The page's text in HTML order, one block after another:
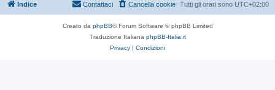
Indice Tutti gli orari sono UTC+02:00
Cancella cookie
Contattaci
Creato da phpBB® Forum Software © phpBB Limited
Traduzione Italiana phpBB-Italia.it
Privacy | Condizioni